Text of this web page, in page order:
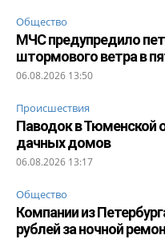
Общество
МЧС предупредило
штормового ветра в
06.08.2026 13:50
Происшествия
Паводок в Тюменской
дачных домов
06.08.2026 13:17
Общество
Компании из
рублей за ночной